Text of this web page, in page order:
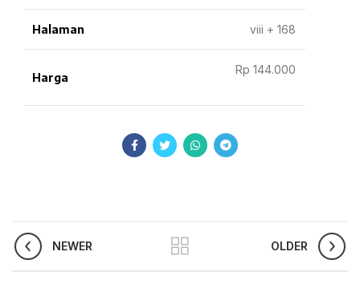
Halaman viii + 168
Harga
Rp 144.000
NEWER OLDER